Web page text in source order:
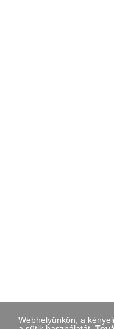
Webhelyünkön, a